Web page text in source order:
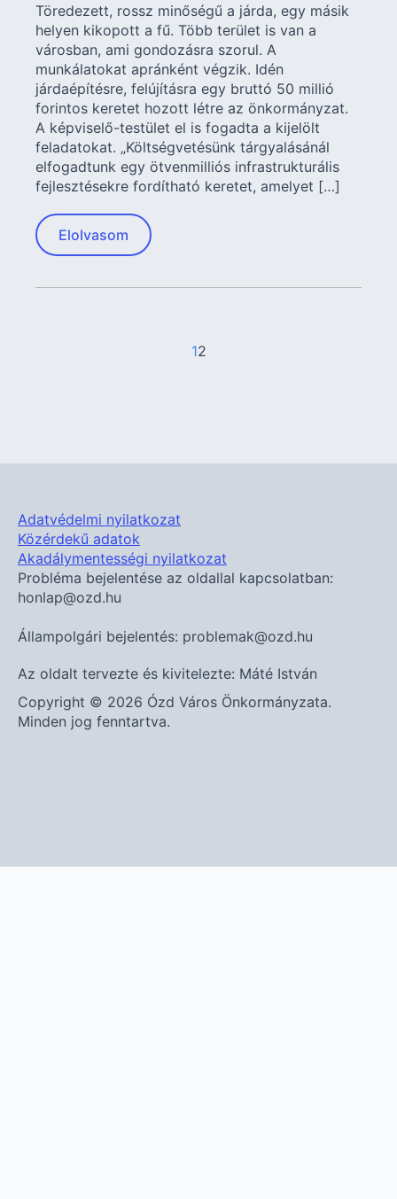
Töredezett, rossz minőségű a járda, egy másik
helyen kikopott a fű. Több terület is van a
városban, ami gondozásra szorul. A
munkálatokat apránként végzik. Idén
járdaépítésre, felújításra egy bruttó 50 millió
forintos keretet hozott létre az önkormányzat.
A képviselő-testület el is fogadta a kijelölt
feladatokat. „Költségvetésünk tárgyalásánál
elfogadtunk egy ötvenmilliós infrastrukturális
fejlesztésekre fordítható keretet, amelyet […]
Elolvasom
12
Adatvédelmi nyilatkozat
Közérdekű adatok
Akadálymentességi nyilatkozat
Probléma bejelentése az oldallal kapcsolatban:
honlap@ozd.hu
Állampolgári bejelentés: problemak@ozd.hu
Az oldalt tervezte és kivitelezte: Máté István
Copyright © 2026 Ózd Város Önkormányzata.
Minden jog fenntartva.